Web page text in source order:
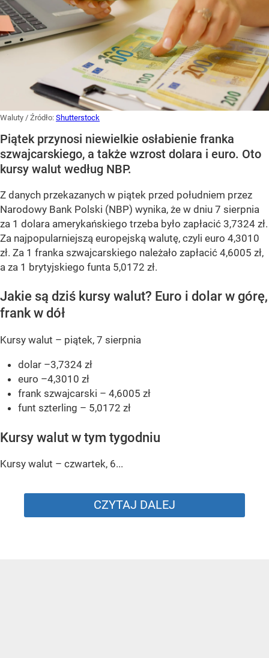
Waluty / Źródło: Shutterstock
Piątek przynosi niewielkie osłabienie franka
szwajcarskiego, a także wzrost dolara i euro. Oto
kursy walut według NBP.
Z danych przekazanych w piątek przed południem przez
Narodowy Bank Polski (NBP) wynika, że w dniu 7 sierpnia
za 1 dolara amerykańskiego trzeba było zapłacić 3,7324 zł.
Za najpopularniejszą europejską walutę, czyli euro 4,3010
zł. Za 1 franka szwajcarskiego należało zapłacić 4,6005 zł,
a za 1 brytyjskiego funta 5,0172 zł.
Jakie są dziś kursy walut? Euro i dolar w górę,
frank w dół
Kursy walut – piątek, 7 sierpnia
dolar –3,7324 zł
euro –4,3010 zł
frank szwajcarski – 4,6005 zł
funt szterling – 5,0172 zł
Kursy walut w tym tygodniu
Kursy walut – czwartek, 6...
CZYTAJ DALEJ